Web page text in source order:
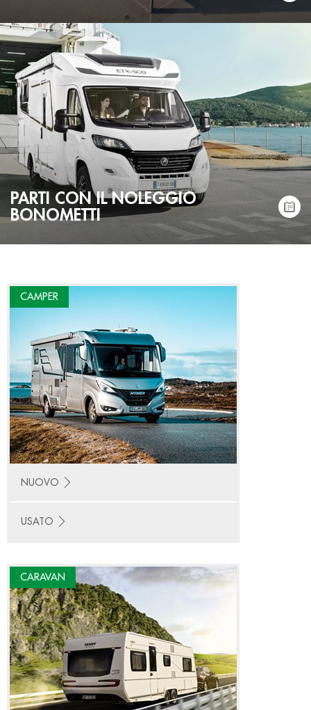
PARTI CON IL NOLEGGIO
BONOMETTI
CAMPER
NUOVO
USATO
CARAVAN